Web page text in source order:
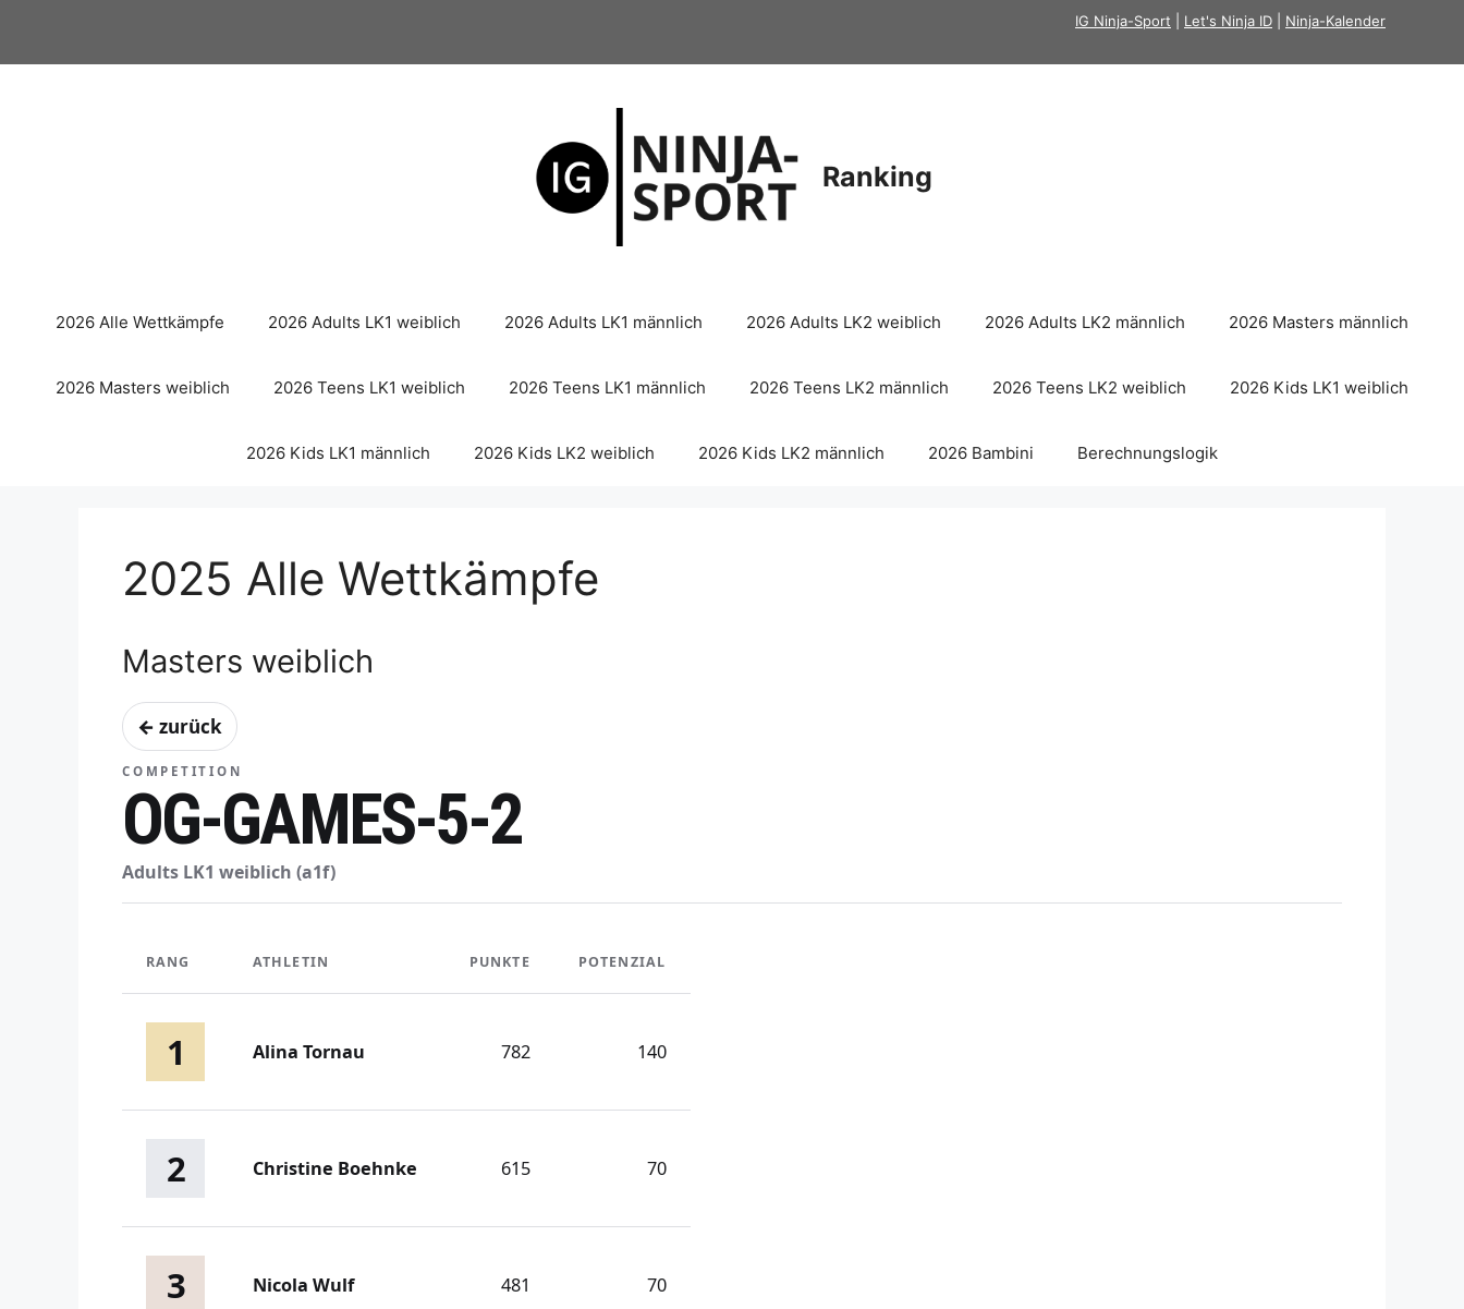
springen
IG Ninja-Sport Let's Ninja ID Ninja-Kalender
Ranking
2026 Alle Wettkämpfe 2026 Adults LK1 weiblich 2026 Adults LK1 männlich 2026 Adults LK2 weiblich 2026 Adults LK2 männlich 2026 Masters männlich
2026 Masters weiblich 2026 Teens LK1 weiblich 2026 Teens LK1 männlich 2026 Teens LK2 männlich 2026 Teens LK2 weiblich 2026 Kids LK1 weiblich
2026 Kids LK1 männlich 2026 Kids LK2 weiblich 2026 Kids LK2 männlich 2026 Bambini Berechnungslogik
2025 Alle Wettkämpfe
Masters weiblich
← zurück
COMPETITION
OG-GAMES-5-2
Adults LK1 weiblich (a1f)
RANG ATHLETIN PUNKTE POTENZIAL
1 Alina Tornau 782 140
2 Christine Boehnke 615 70
3 Nicola Wulf 481 70